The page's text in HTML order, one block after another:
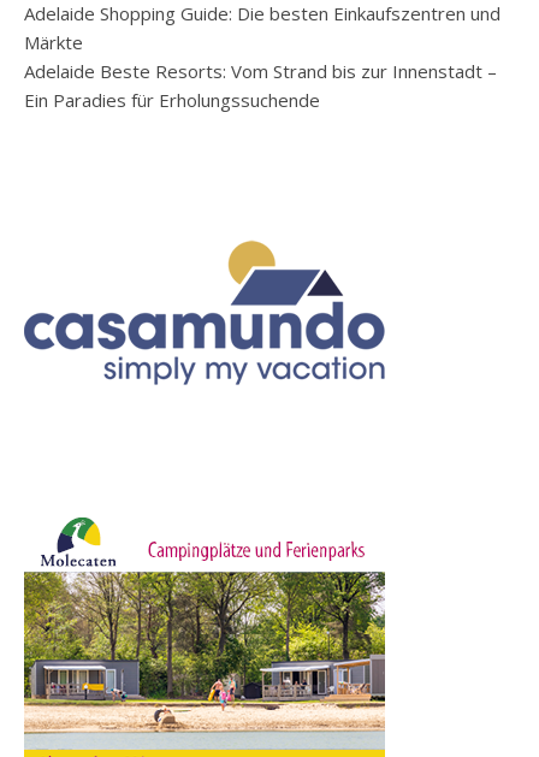
Adelaide Shopping Guide: Die besten Einkaufszentren und
Märkte
Adelaide Beste Resorts: Vom Strand bis zur Innenstadt –
Ein Paradies für Erholungssuchende